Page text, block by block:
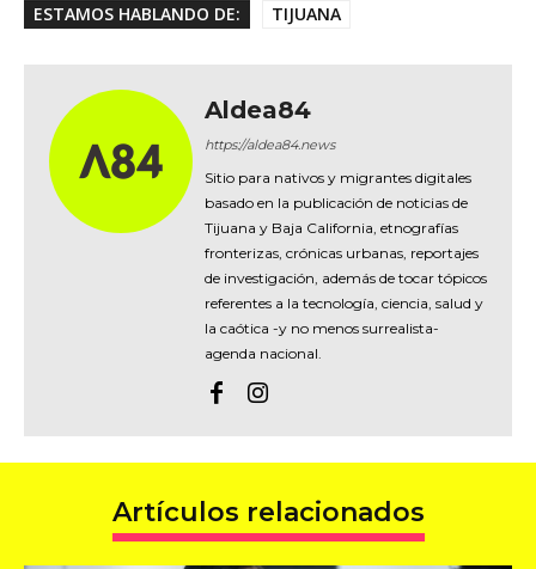
ESTAMOS HABLANDO DE: TIJUANA
Aldea84
https://aldea84.news
Sitio para nativos y migrantes digitales
basado en la publicación de noticias de
Tijuana y Baja California, etnografías
fronterizas, crónicas urbanas, reportajes
de investigación, además de tocar tópicos
referentes a la tecnología, ciencia, salud y
la caótica -y no menos surrealista-
agenda nacional.
Artículos relacionados